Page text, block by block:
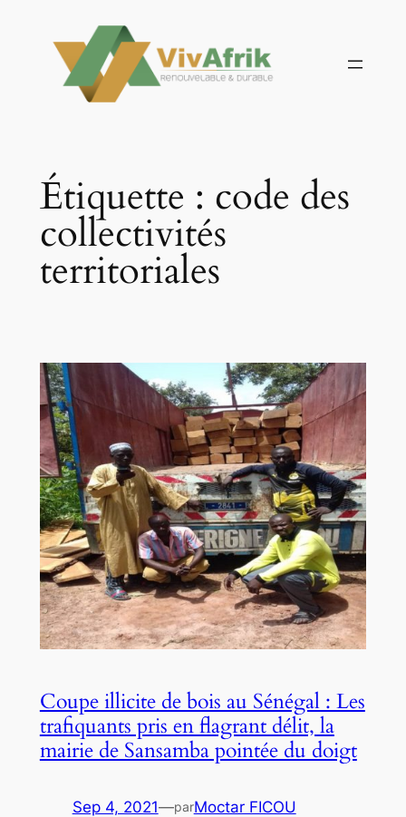
contenu
Étiquette : code des
collectivités
territoriales
Coupe illicite de bois au Sénégal : Les
trafiquants pris en flagrant délit, la
mairie de Sansamba pointée du doigt
Sep 4, 2021—parMoctar FICOU